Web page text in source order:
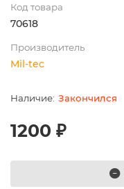
Код товара
70618
Производитель
Mil-tec
Закончился
1200 ₽